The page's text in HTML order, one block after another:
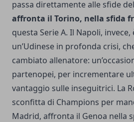
passa direttamente alle sfide
affronta il Torino, nella sfida
questa Serie A. Il Napoli, invece,
un’Udinese in profonda crisi,
cambiato allenatore:
partenopei, per incrementare
vantaggio sulle inseguitrici. La
sconfitta di Champions per
Madrid, affronta il Genoa nella